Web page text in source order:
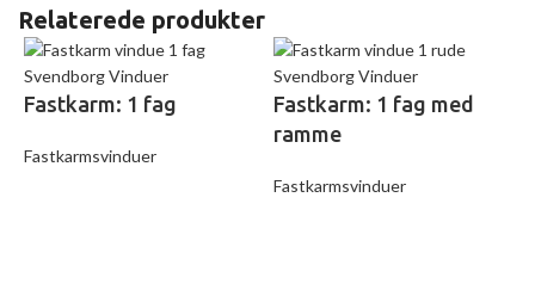
Relaterede produkter
Fastkarm: 1 fag
Fastkarmsvinduer
Fastkarm: 1 fag med
ramme
Fastkarmsvinduer